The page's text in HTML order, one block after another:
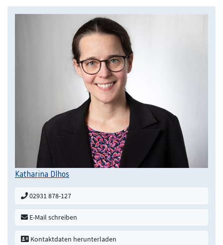
Katharina Dlhos
02931 878-127
E-Mail schreiben
Kontaktdaten herunterladen